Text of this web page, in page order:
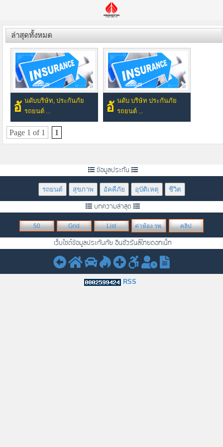
ล่าสุดทั้งหมด
อั นดับบริษัท, ประกันภัย
รถยนต์ ...
อั นดับ บริษัท ประกันภัย
รถยนต์ ...
Page 1 of 1 1
ข้อมูลประกัน
รถยนต์ สุขภาพ อัคคีภัย อุบัติเหตุ ชีวิต
บทความล่าสุด
50 Grid List ค่าห้อง รพ. คลิป
เว็บไซต์ข้อมูลประกันภัย อินชัวรันส์ไทยดอทเน็ท
RSS